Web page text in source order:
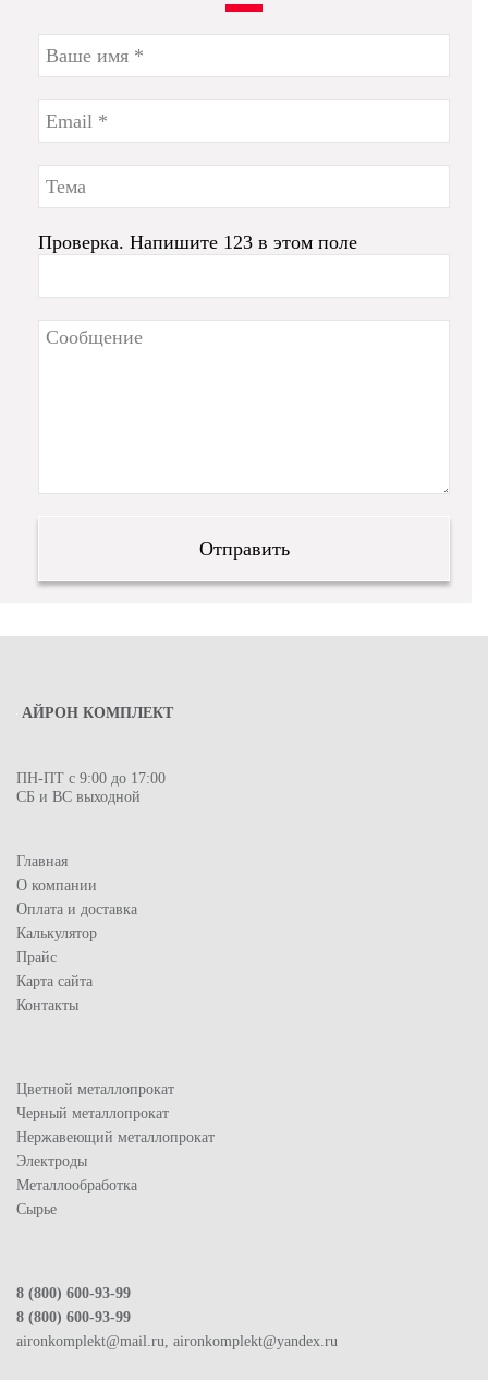
Проверка. Напишите 123 в этом поле
АЙРОН КОМПЛЕКТ
ПН-ПТ с 9:00 до 17:00
СБ и ВС выходной
Главная
О компании
Оплата и доставка
Калькулятор
Прайс
Карта сайта
Контакты
Цветной металлопрокат
Черный металлопрокат
Нержавеющий металлопрокат
Электроды
Металлообработка
Сырье
8 (800) 600-93-99
8 (800) 600-93-99
aironkomplekt@mail.ru, aironkomplekt@yandex.ru